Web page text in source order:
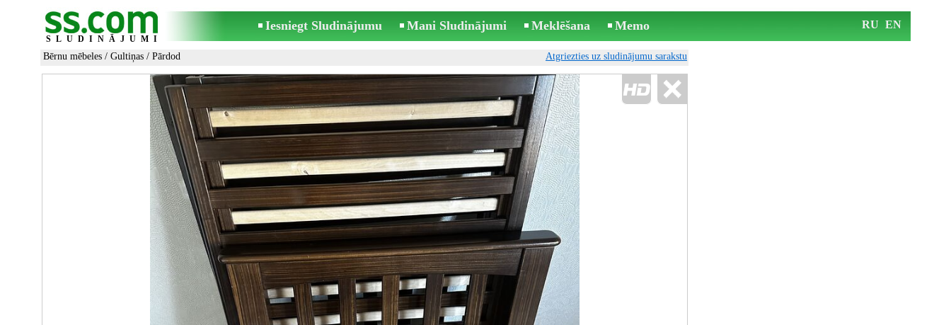
SLUDINĀJUMI
Iesniegt Sludinājumu Mani Sludinājumi Meklēšana Memo RU EN
Bērnu mēbeles / Gultiņas / Pārdod Atgriezties uz sludinājumu sarakstu